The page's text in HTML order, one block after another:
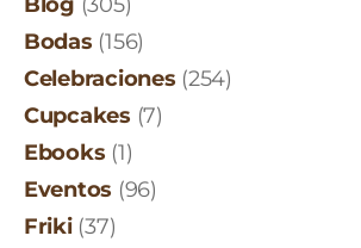
Bodas (156)
Celebraciones (254)
Cupcakes (7)
Ebooks (1)
Eventos (96)
Friki(37)